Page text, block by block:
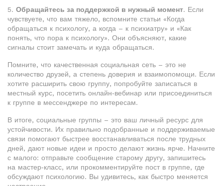
5. Обращайтесь за поддержкой в нужный момент. Если
чувствуете, что вам тяжело, вспомните статьи «Когда
обращаться к психологу, а когда – к психиатру» и «Как
понять, что пора к психологу». Они объясняют, какие
сигналы стоит замечать и куда обращаться.
Помните, что качественная социальная сеть – это не
количество друзей, а степень доверия и взаимопомощи. Если
хотите расширить свою группу, попробуйте записаться в
местный курс, посетить онлайн‑вебинар или присоединиться
к группе в мессенджере по интересам.
В итоге, социальные группы – это ваш личный ресурс для
устойчивости. Их правильно подобранные и поддерживаемые
связи помогают быстрее восстанавливаться после трудных
дней, дают новые идеи и просто делают жизнь ярче. Начните
с малого: отправьте сообщение старому другу, запишитесь
на мастер‑класс, или прокомментируйте пост в группе, где
обсуждают психологию. Вы удивитесь, как быстро меняется